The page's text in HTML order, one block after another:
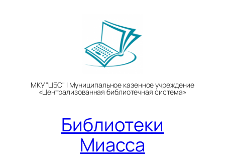
МКУ "ЦБС" | Муниципальное казенное учреждение
«Централизованная библиотечная система»
Библиотеки
Миасса